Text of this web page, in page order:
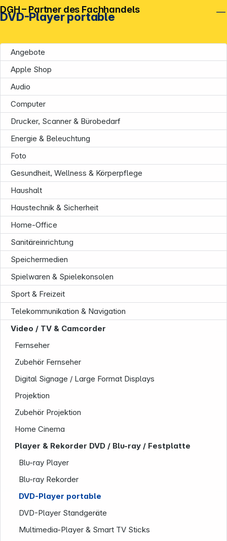
DVD-Player portable
Angebote
Apple Shop
Audio
Computer
Drucker, Scanner & Bürobedarf
Energie & Beleuchtung
Foto
Gesundheit, Wellness & Körperpflege
Haushalt
Haustechnik & Sicherheit
Home-Office
Sanitäreinrichtung
Speichermedien
Spielwaren & Spielekonsolen
Sport & Freizeit
Telekommunikation & Navigation
Video / TV & Camcorder
Fernseher
Zubehör Fernseher
Digital Signage / Large Format Displays
Projektion
Zubehör Projektion
Home Cinema
Player & Rekorder DVD / Blu-ray / Festplatte
Blu-ray Player
Blu-ray Rekorder
DVD-Player portable
DVD-Player Standgeräte
Multimedia-Player & Smart TV Sticks
DGH – Partner des Fachhandels
Unternehmen
Informationen